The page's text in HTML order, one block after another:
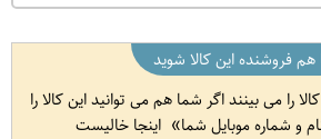
فروشنده این کالا شوید
را می بینند اگر شما هم می توانید این کالا را
و شماره موبایل شما اینجا خالیست